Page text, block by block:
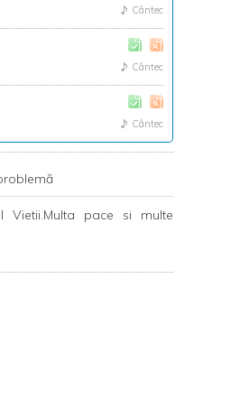
Cântec
Cântec
Cântec
Vietii.Multa pace si multe